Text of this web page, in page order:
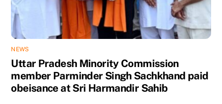
NEWS
Uttar Pradesh Minority Commission
member Parminder Singh Sachkhand paid
obeisance at Sri Harmandir Sahib